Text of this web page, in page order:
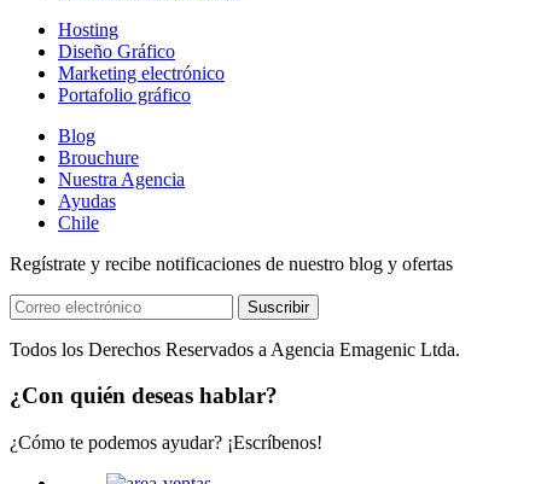
Hosting
Diseño Gráfico
Marketing electrónico
Portafolio gráfico
Blog
Brouchure
Nuestra Agencia
Ayudas
Chile
Regístrate y recibe notificaciones de nuestro blog y ofertas
Suscribir
Todos los Derechos Reservados a Agencia Emagenic Ltda.
¿Con quién deseas hablar?
¿Cómo te podemos ayudar? ¡Escríbenos!